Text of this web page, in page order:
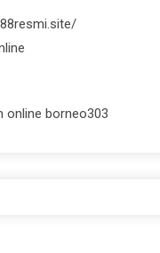
online borneo303